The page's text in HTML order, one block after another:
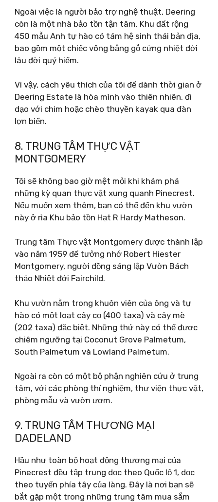
Ngoài việc là người bảo trợ nghệ thuật, Deering
còn là một nhà bảo tồn tận tâm. Khu đất rộng
450 mẫu Anh tự hào có tám hệ sinh thái bản địa,
bao gồm một chiếc võng bằng gỗ cứng nhiệt đới
lâu đời quý hiếm.
Vì vậy, cách yêu thích của tôi để dành thời gian ở
Deering Estate là hòa mình vào thiên nhiên, đi
dạo với chim hoặc chèo thuyền kayak qua đàn
lợn biển.
8. TRUNG TÂM THỰC VẬT
MONTGOMERY
Tôi sẽ không bao giờ mệt mỏi khi khám phá
những kỳ quan thực vật xung quanh Pinecrest.
Nếu muốn xem thêm, bạn có thể đến khu vườn
này ở rìa Khu bảo tồn Hạt R Hardy Matheson.
Trung tâm Thực vật Montgomery được thành lập
vào năm 1959 để tưởng nhớ Robert Hiester
Montgomery, người đồng sáng lập Vườn Bách
thảo Nhiệt đới Fairchild.
Khu vườn nằm trong khuôn viên của ông và tự
hào có một loạt cây cọ (400 taxa) và cây mè
(202 taxa) đặc biệt. Những thứ này có thể được
chiêm ngưỡng tại Coconut Grove Palmetum,
South Palmetum và Lowland Palmetum.
Ngoài ra còn có một bộ phận nghiên cứu ở trung
tâm, với các phòng thí nghiệm, thư viện thực vật,
phòng mẫu và vườn ươm.
9. TRUNG TÂM THƯƠNG MẠI
DADELAND
Hầu như toàn bộ hoạt động thương mại của
Pinecrest đều tập trung dọc theo Quốc lộ 1, dọc
theo tuyến phía tây của làng. Đây là nơi bạn sẽ
bắt gặp một trong những trung tâm mua sắm